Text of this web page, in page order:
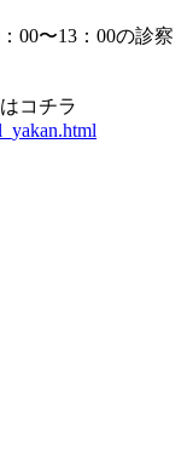
00〜13：00の診察
はコチラ